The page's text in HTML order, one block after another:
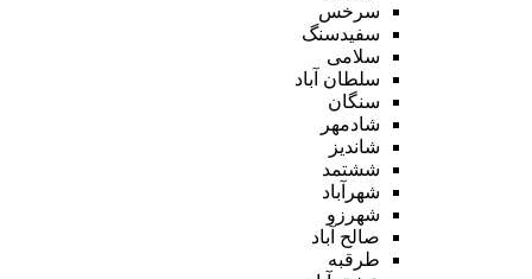
سرخس
سفیدسنگ
سلامی
سلطان آباد
سنگان
شادمهر
شاندیز
ششتمد
شهرآباد
شهرزو
صالح آباد
طرقبه